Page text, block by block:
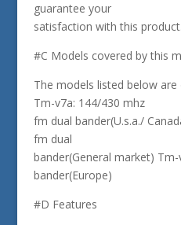
guarantee your
satisfaction with this product.
#C Models covered by this
The models listed below
Tm-v7a: 144/430 mhz
fm dual bander(U.s.a./
fm dual
bander(General market)
bander(Europe)
#D Features